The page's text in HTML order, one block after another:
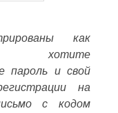
как
хотите
пароль и свой
на
с кодом